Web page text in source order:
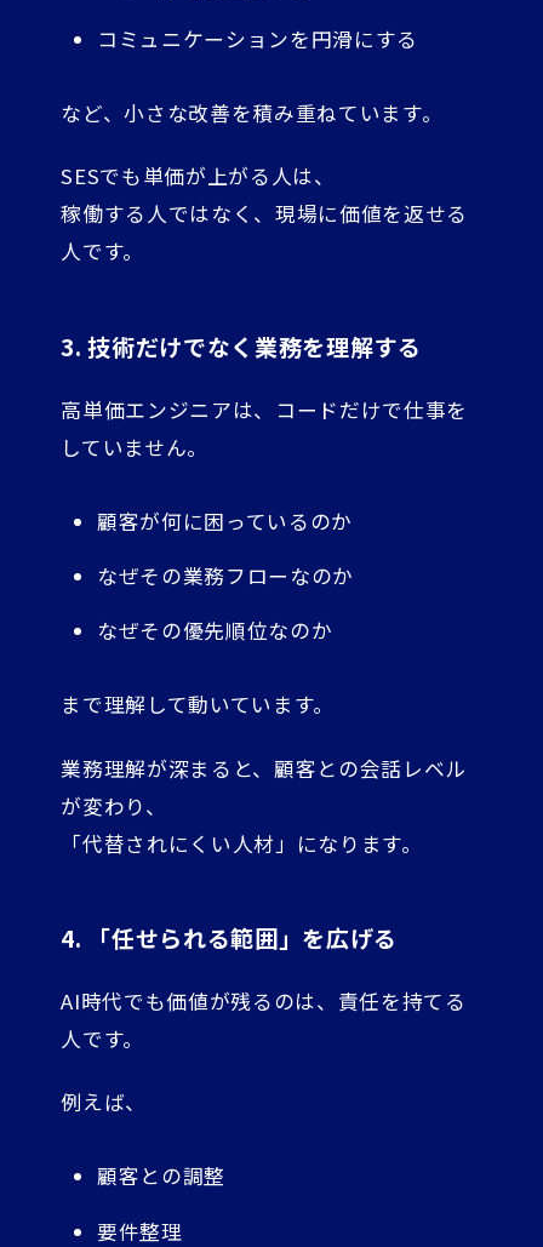
コミュニケーションを円滑にする
など、小さな改善を積み重ねています。
SESでも単価が上がる人は、
稼働する人ではなく、現場に価値を返せる
人です。
3. 技術だけでなく業務を理解する
高単価エンジニアは、コードだけで仕事を
していません。
顧客が何に困っているのか
なぜその業務フローなのか
なぜその優先順位なのか
まで理解して動いています。
業務理解が深まると、顧客との会話レベル
が変わり、
「代替されにくい人材」になります。
4. 「任せられる範囲」を広げる
AI時代でも価値が残るのは、責任を持てる
人です。
例えば、
顧客との調整
要件整理